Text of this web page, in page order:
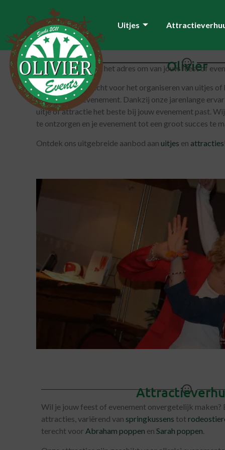
Uitjes
Olivier
Welkom bij Olivier, het adres om van jouw feest of
Bij ons kun je terecht voor het organiseren van uitjes
jouw feest of evenement. Dankzij onze jarenlange
uitje of attractie het beste bij jouw evenement past.
te ontzorgen en je evenement tot een groot succes te
Ontdek ons uitgebreide aanbod aan uitjes en attracties
Wil je jouw feest of evenement onvergetelijk maken?
attracties, variërend van springkussens tot
terecht voor Abraham poppen en Sarah poppen.